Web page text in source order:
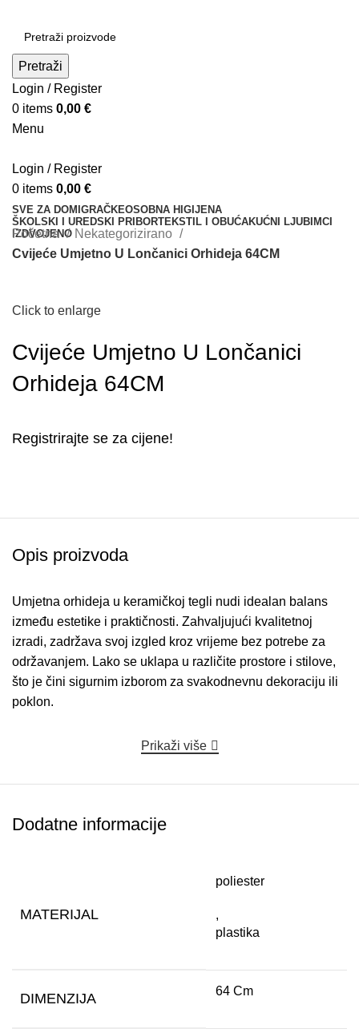
Pretraži
Login / Register
0 items 0,00 €
Menu
Login / Register
0 items 0,00 €
SVE ZA DOM IGRAČKEOSOBNA HIGIJENA
ŠKOLSKI I UREDSKI PRIBORTEKSTIL I OBUĆAKUĆNI LJUBIMCI
IZDVOJENO
Početna
Nekategorizirano
Cvijeće Umjetno U Lončanici Orhideja 64CM
Click to enlarge
Cvijeće Umjetno U Lončanici
Orhideja 64CM
Registrirajte se za cijene!
Opis proizvoda
Umjetna orhideja u keramičkoj tegli nudi idealan balans
između estetike i praktičnosti. Zahvaljujući kvalitetnoj
izradi, zadržava svoj izgled kroz vrijeme bez potrebe za
održavanjem. Lako se uklapa u različite prostore i stilove,
što je čini sigurnim izborom za svakodnevnu dekoraciju ili
poklon.
Prikaži više
Dodatne informacije
MATERIJAL
poliester
,
plastika
DIMENZIJA 64 Cm